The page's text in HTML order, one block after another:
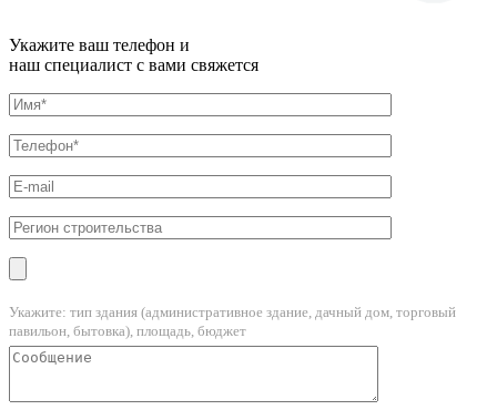
Укажите ваш телефон и
наш специалист с вами свяжется
Укажите: тип здания (административное здание, дачный дом, торговый
павильон, бытовка), площадь, бюджет